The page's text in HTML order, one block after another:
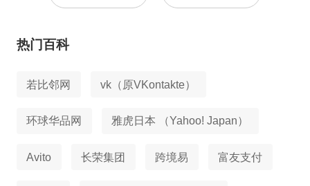
热门百科
若比邻网 vk（原VKontakte）
环球华品网 雅虎日本 （Yahoo! Japan）
Avito 长荣集团 跨境易 富友支付